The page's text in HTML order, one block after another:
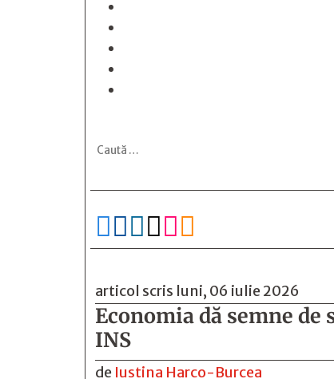

articol scris luni, 06 iulie 2026
Economia dă semne
INS
de Iustina Harco-Burcea